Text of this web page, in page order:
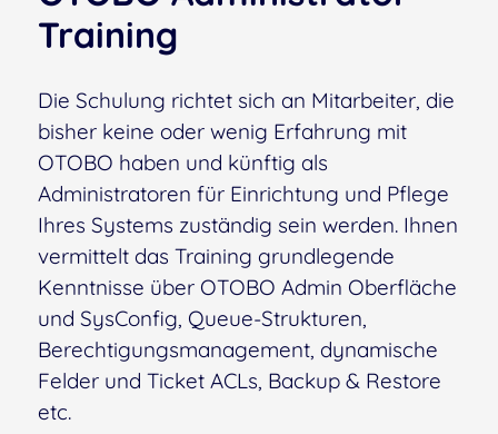
Training
Die Schulung richtet sich an Mitarbeiter, die
bisher keine oder wenig Erfahrung mit
OTOBO haben und künftig als
Administratoren für Einrichtung und Pflege
Ihres Systems zuständig sein werden. Ihnen
vermittelt das Training grundlegende
Kenntnisse über OTOBO Admin Oberfläche
und SysConfig, Queue-Strukturen,
Berechtigungsmanagement, dynamische
Felder und Ticket ACLs, Backup & Restore
etc.